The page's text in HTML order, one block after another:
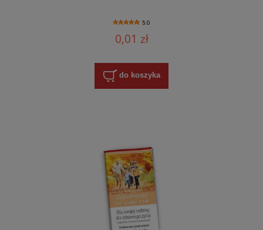
5.0
0,01 zł
do koszyka